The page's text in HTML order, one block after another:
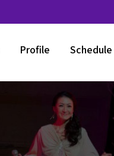
Profile Schedule